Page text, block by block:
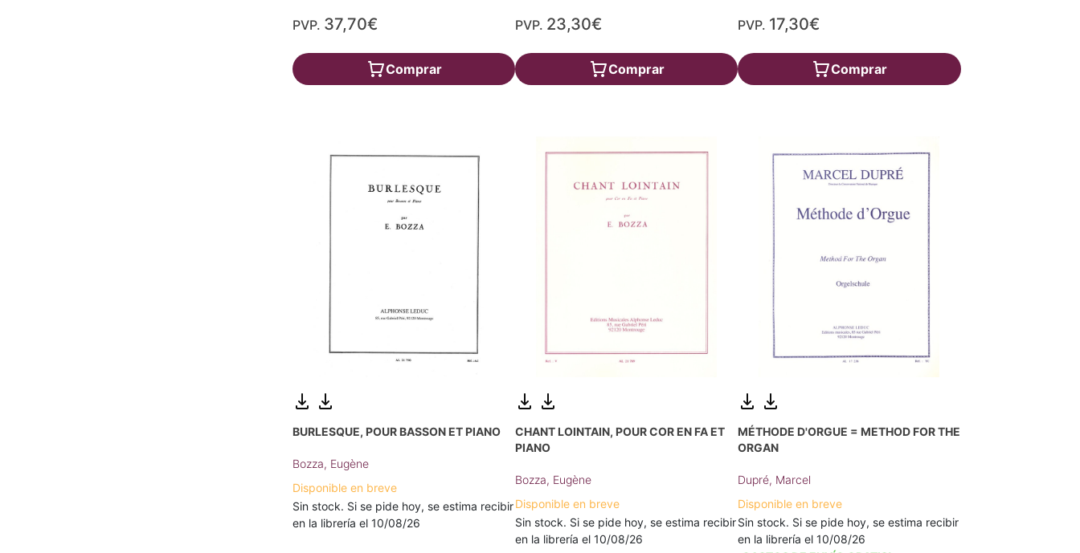
PVP. 37,70€
Comprar
PVP. 23,30€
Comprar
PVP. 17,30€
Comprar
BURLESQUE, POUR BASSON ET PIANO
Bozza, Eugène
Disponible en breve
Sin stock. Si se pide hoy, se estima recibir
en la librería el 10/08/26
CHANT LOINTAIN, POUR COR EN FA ET
PIANO
Bozza, Eugène
Disponible en breve
Sin stock. Si se pide hoy, se estima recibir
en la librería el 10/08/26
MÉTHODE D'ORGUE = METHOD FOR THE
ORGAN
Dupré, Marcel
Disponible en breve
Sin stock. Si se pide hoy, se estima recibir
en la librería el 10/08/26